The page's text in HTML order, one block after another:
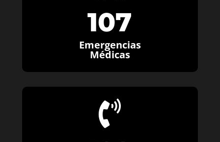
107
Emergencias
Médicas
